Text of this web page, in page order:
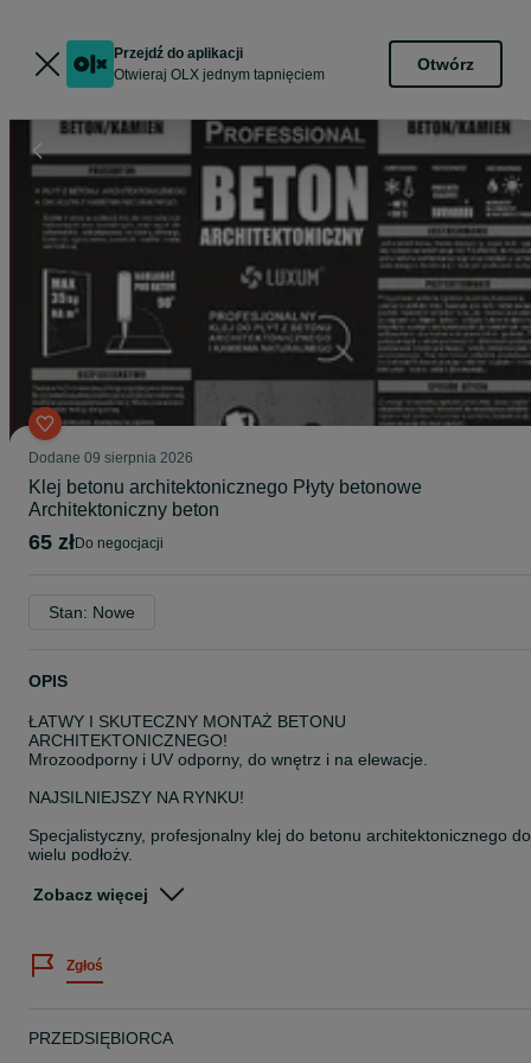
Przejdź do aplikacji
Otwieraj OLX jednym tapnięciem
Otwórz
Dodane 09 sierpnia 2026
Klej betonu architektonicznego Płyty betonowe
Architektoniczny beton
65 zł do negocjacji
Stan: Nowe
OPIS
ŁATWY I SKUTECZNY MONTAŻ BETONU
ARCHITEKTONICZNEGO!
Mrozoodporny i UV odporny, do wnętrz i na elewacje.
NAJSILNIEJSZY NA RYNKU!
Specjalistyczny, profesjonalny klej do betonu architektonicznego do
wielu podłoży.
problematyczne w montażu. Na ścianach i elewacjach nie mogą
Nawet najlepsze pianki nie mają tak wysokiej sczepności i
wytrzymałości, aby móc utrzymać ciężar płyt betonowych powyżej
najlepsze rozwiązanie.
Zobacz więcej
Zgłoś
PRZEDSIĘBIORCA